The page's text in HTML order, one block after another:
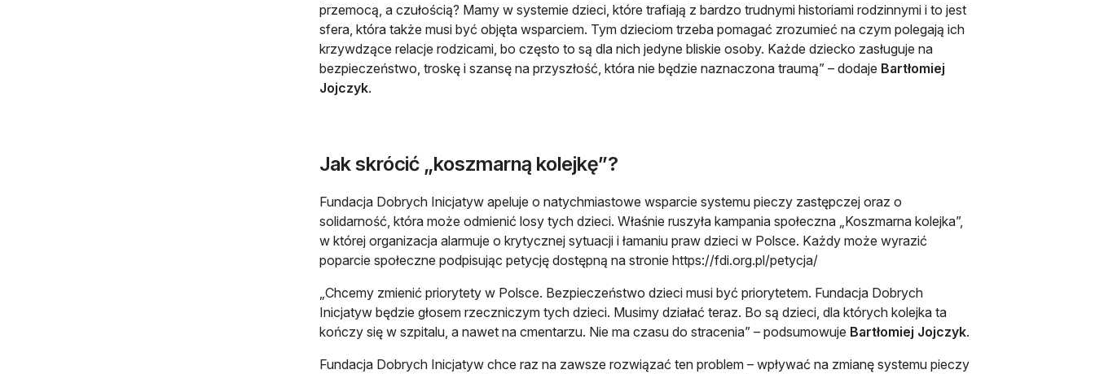
przemocą, a czułością? Mamy w systemie dzieci, które trafiają z bardzo trudnymi historiami rodzinnymi i to jest
sfera, która także musi być objęta wsparciem. Tym dzieciom trzeba pomagać zrozumieć na czym polegają ich
krzywdzące relacje rodzicami, bo często to są dla nich jedyne bliskie osoby. Każde dziecko zasługuje na
bezpieczeństwo, troskę i szansę na przyszłość, która nie będzie naznaczona traumą” – dodaje Bartłomiej
Jojczyk.
Jak skrócić „koszmarną kolejkę”?
Fundacja Dobrych Inicjatyw apeluje o natychmiastowe wsparcie systemu pieczy zastępczej oraz o
solidarność, która może odmienić losy tych dzieci. Właśnie ruszyła kampania społeczna „Koszmarna kolejka”,
w której organizacja alarmuje o krytycznej sytuacji i łamaniu praw dzieci w Polsce. Każdy może wyrazić
poparcie społeczne podpisując petycję dostępną na stronie https://fdi.org.pl/petycja/
„Chcemy zmienić priorytety w Polsce. Bezpieczeństwo dzieci musi być priorytetem. Fundacja Dobrych
Inicjatyw będzie głosem rzeczniczym tych dzieci. Musimy działać teraz. Bo są dzieci, dla których kolejka ta
kończy się w szpitalu, a nawet na cmentarzu. Nie ma czasu do stracenia” – podsumowuje Bartłomiej Jojczyk.
Fundacja Dobrych Inicjatyw chce raz na zawsze rozwiązać ten problem – wpływać na zmianę systemu pieczy